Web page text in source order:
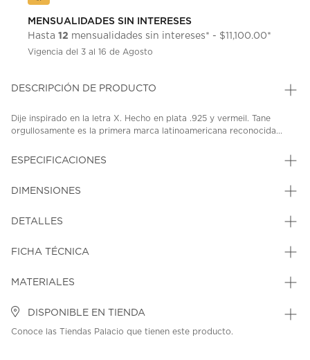
MENSUALIDADES SIN INTERESES
Hasta 12 mensualidades sin intereses* - $11,100.00*
Vigencia del 3 al 16 de Agosto
DESCRIPCIÓN DE PRODUCTO
Dije inspirado en la letra X. Hecho en plata .925 y vermeil. Tane
orgullosamente es la primera marca latinoamericana reconocida...
ESPECIFICACIONES
DIMENSIONES
DETALLES
FICHA TÉCNICA
MATERIALES
DISPONIBLE EN TIENDA
Conoce las Tiendas Palacio que tienen este producto.